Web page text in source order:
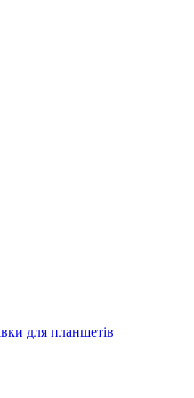
для планшетів